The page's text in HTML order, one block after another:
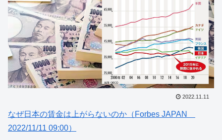
2022.11.11
なぜ日本の賃金は上がらないのか（Forbes JAPAN
2022/11/11 09:00）